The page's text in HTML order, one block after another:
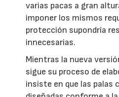
varias pacas a gran
imponer los mismos
protección supondría
innecesarias.
Mientras la nueva
sigue su proceso de
insiste en que las palas